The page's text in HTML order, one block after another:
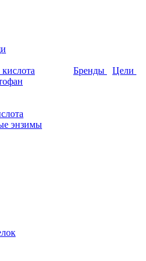
энзимы
Бренды Цели